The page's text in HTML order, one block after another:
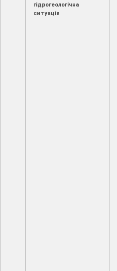
гідрогеологічна
ситуація